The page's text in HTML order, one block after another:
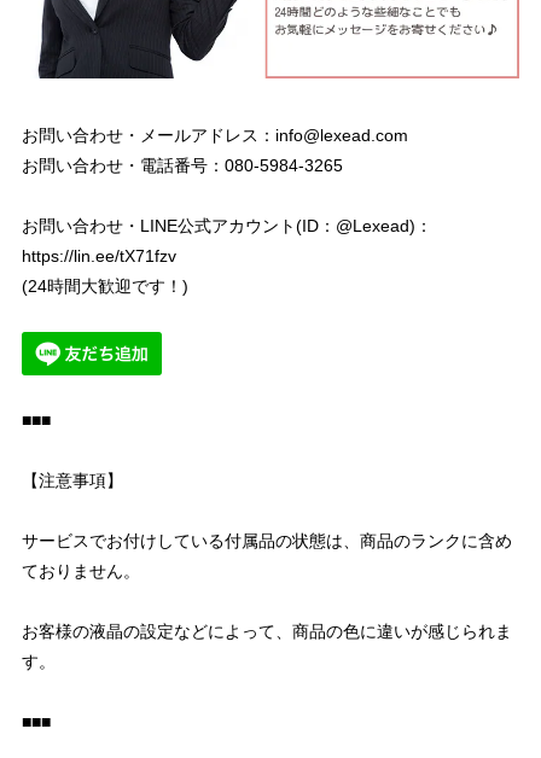
お問い合わせ・メールアドレス： info@lexead.com
お問い合わせ・電話番号：080-5984-3265
お問い合わせ・LINE公式アカウント(ID：@Lexead)：
https://lin.ee/tX71fzv
(24時間大歓迎です！)
■■■
【注意事項】
サービスでお付けしている付属品の状態は、商品のランクに含め
ておりません。
お客様の液晶の設定などによって、商品の色に違いが感じられま
す。
■■■